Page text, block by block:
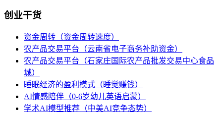
创业干货
资金周转（资金周转速度）
农产品交易平台（云南省电子商务补助资金）
农产品交易平台（石家庄国际农产品批发交易中心食品
城）
睡眠经济的盈利模式（睡觉赚钱）
AI情感陪伴（0-6岁幼儿英语启蒙）
学术AI模型推荐（中美AI竞争态势）